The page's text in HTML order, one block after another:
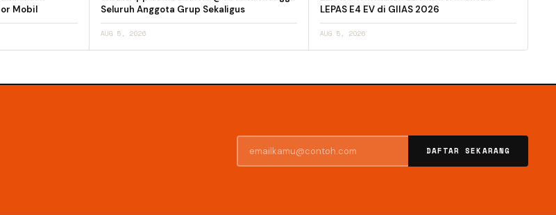
Mobil
Seluruh Anggota Grup Sekaligus
AUG 5, 2026
LEPAS E4 EV di GIIAS 2026
AUG 5, 2026
DAFTAR SEKARANG